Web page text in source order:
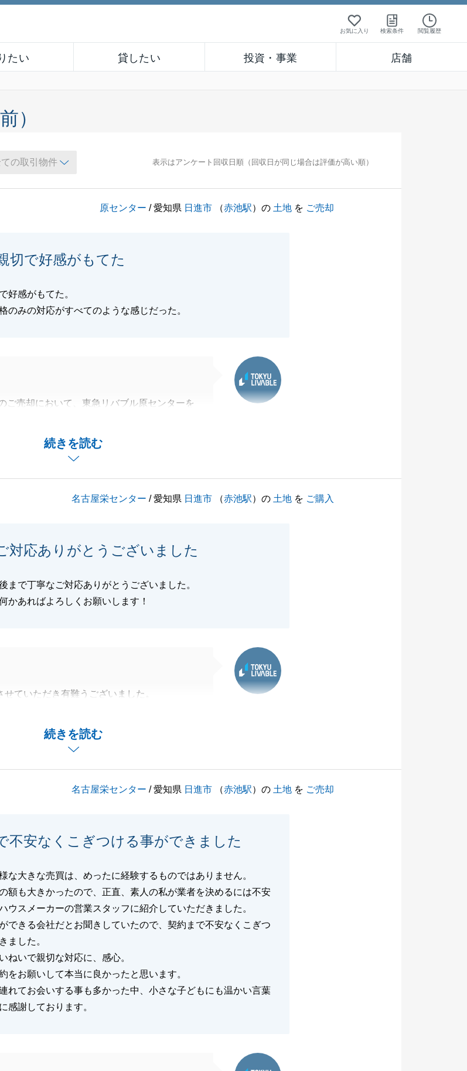
お気に入り 検索条件 閲覧履歴
たい 貸したい 投資・事業 店舗
）
表示はアンケート回収日順（回収日が同じ場合は評価が高い順）
原センター / 愛知県 日進市 （赤池駅）の 土地 を ご売却
切で好感がもてた
好感がもてた。
のみの対応がすべてのような感じだった。
続きを読む
ご売却において、東急リバブル原センターを
る中で非常に大変だったかと思いますが、無
変嬉しく思います。
、尽力させていただきます。
閉じる
名古屋栄センター / 愛知県 日進市 （赤池駅）の 土地 を ご購入
対応ありがとうございました
まで丁寧なご対応ありがとうございました。
かあればよろしくお願いします！
続きを読む
ていただき有難うございました。
ございます。大変な時期もあると思います
閉じる
名古屋栄センター / 愛知県 日進市 （赤池駅）の 土地 を ご売却
不安なくこぎつける事ができました
な大きな売買は、めったに経験するものではありません。
額も大きかったので、正直、素人の私が業者を決めるには不安
ウスメーカーの営業スタッフに紹介していただきました。
できる会社だとお聞きしていたので、契約まで不安なくこぎつ
ました。
ねいで親切な対応に、感心。
をお願いして本当に良かったと思います。
れてお会いする事も多かった中、小さな子どもにも温かい言葉
感謝しております。